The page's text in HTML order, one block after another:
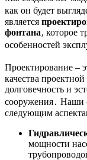
как он будет
является
фонтана‚ которое
особенностей
Проектирование –
качества
долговечность и
сооружения․ Наши
следующим
мощности